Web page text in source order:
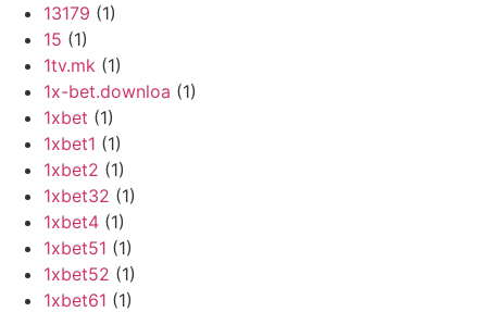
13179 (1)
15 (1)
1tv.mk (1)
1x-bet.downloa (1)
1xbet (1)
1xbet1 (1)
1xbet2 (1)
1xbet32 (1)
1xbet4 (1)
1xbet51 (1)
1xbet52 (1)
1xbet61 (1)